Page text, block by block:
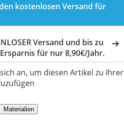
kostenlosen Versand für
Versand und bis zu
für nur 8,90€/Jahr.
an, um diesen Artikel zu Ihrer
Materialien